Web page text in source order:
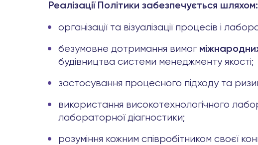
Реалізації Політики забезпечується шляхом:
організації та візуалізації процесів і
безумовне дотримання вимог
будівництва системи менеджменту якості;
застосування процесного підходу та
використання високотехнологічного
лабораторної діагностики;
розуміння кожним співробітником своєї